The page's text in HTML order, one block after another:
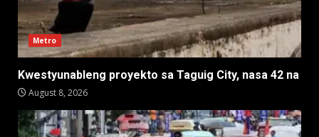
Metro
Kwestyunableng proyekto sa Taguig City, nasa 42 na
August 8, 2026